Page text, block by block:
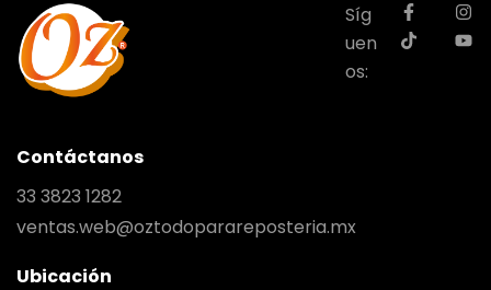
Síg
uen
os:
Contáctanos
33 3823 1282
ventas.web@oztodoparareposteria.mx
Ubicación